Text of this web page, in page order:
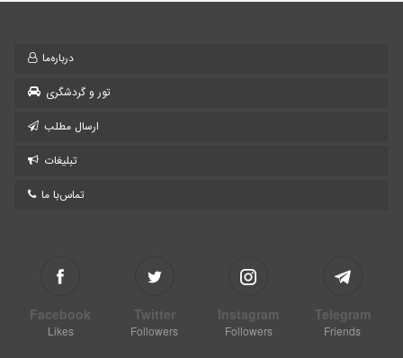
درباره‌ما
تور و گردشگری
ارسال مطلب
تبلیغات
تماس‌با ما
Facebook
Likes
Twitter
Followers
Instagram
Followers
Telegram
Friends